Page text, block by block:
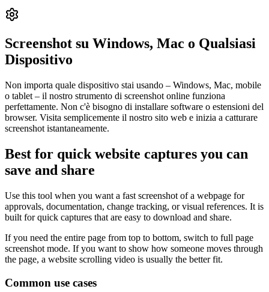
Screenshot su Windows, Mac o Qualsiasi
Dispositivo
Non importa quale dispositivo stai usando – Windows, Mac, mobile
o tablet – il nostro strumento di screenshot online funziona
perfettamente. Non c'è bisogno di installare software o estensioni del
browser. Visita semplicemente il nostro sito web e inizia a catturare
screenshot istantaneamente.
Best for quick website captures you can
save and share
Use this tool when you want a fast screenshot of a webpage for
approvals, documentation, change tracking, or visual references. It is
built for quick captures that are easy to download and share.
If you need the entire page from top to bottom, switch to full page
screenshot mode. If you want to show how someone moves through
the page, a website scrolling video is usually the better fit.
Common use cases